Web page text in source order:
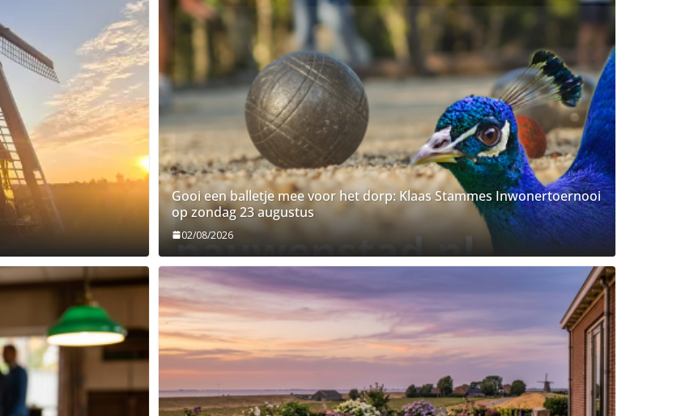
Gooi een balletje mee voor het dorp: Klaas Stammes Inwonertoernooi
op zondag 23 augustus
02/08/2026